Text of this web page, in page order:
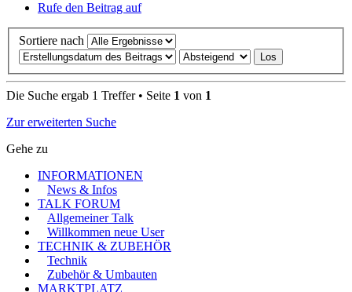
Rufe den Beitrag auf
Sortiere nach
Die Suche ergab 1 Treffer • Seite 1 von 1
Zur erweiterten Suche
Gehe zu
INFORMATIONEN
News & Infos
TALK FORUM
Allgemeiner Talk
Willkommen neue User
TECHNIK & ZUBEHÖR
Technik
Zubehör & Umbauten
MARKTPLATZ